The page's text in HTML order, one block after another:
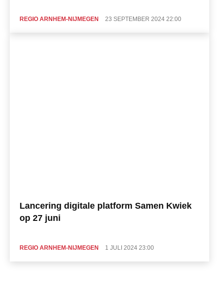
REGIO ARNHEM-NIJMEGEN 23 SEPTEMBER 2024 22:00
Lancering digitale platform Samen Kwiek
op 27 juni
REGIO ARNHEM-NIJMEGEN 1 JULI 2024 23:00